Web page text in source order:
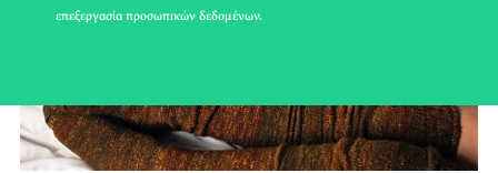
επεξεργασία προσωπικών δεδομένων.